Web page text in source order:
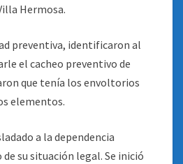
Hermosa.
preventiva, identificaron al
el cacheo preventivo de
que tenía los envoltorios
elementos.
a la dependencia
su situación legal. Se inició